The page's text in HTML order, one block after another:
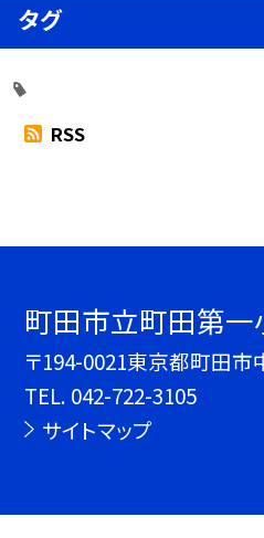
タグ
RSS
町田市立町田第一
〒194-0021東京都町田市
TEL. 042-722-3105
サイトマップ